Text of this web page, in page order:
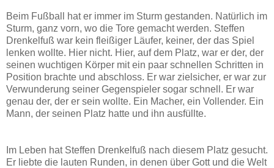
Beim Fußball hat er immer im Sturm gestanden. Natürlich im
Sturm, ganz vorn, wo die Tore gemacht werden. Steffen
Drenkelfuß war kein fleißiger Läufer, keiner, der das Spiel
lenken wollte. Hier nicht. Hier, auf dem Platz, war er der, der
seinen wuchtigen Körper mit ein paar schnellen Schritten in
Position brachte und abschloss. Er war zielsicher, er war zur
Verwunderung seiner Gegenspieler sogar schnell. Er war
genau der, der er sein wollte. Ein Macher, ein Vollender. Ein
Mann, der seinen Platz hatte und ihn ausfüllte.
Im Leben hat Steffen Drenkelfuß nach diesem Platz gesucht.
Er liebte die lauten Runden, in denen über Gott und die Welt